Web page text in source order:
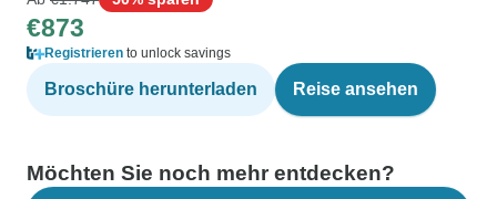
€873
Registrieren to unlock savings
Broschüre herunterladen Reise ansehen
Möchten Sie noch mehr entdecken?